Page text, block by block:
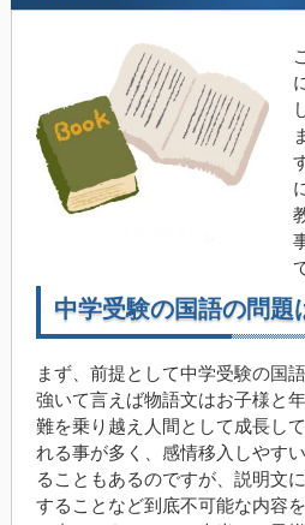
中学受験の国語の問題
まず、前提として中学受験の国
強いて言えば物語文はお子様と
難を乗り越え人間として成長し
れる事が多く、感情移入しやす
ることもあるのですが、説明文
することなど到底不可能な内容